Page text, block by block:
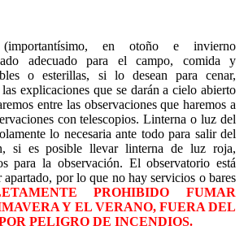
en otoño e invierno
adecuado para el campo, comida y
o esterillas, si lo desean para cenar,
explicaciones que se darán a cielo abierto
entre las observaciones que haremos a
con telescopios. Linterna o luz del
lo necesaria ante todo para salir del
si es posible llevar linterna de luz roja,
para la observación. El observatorio está
por lo que no hay servicios o bares
PROHIBIDO FUMAR
Y EL VERANO, FUERA DEL
PELIGRO DE INCENDIOS.